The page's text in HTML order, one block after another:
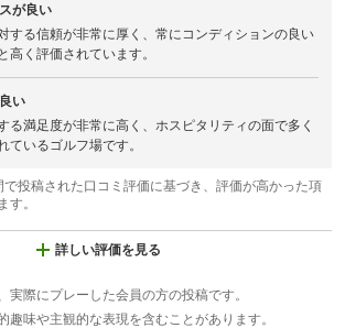
が良い
する信頼が非常に厚く、常にコンディションの良い
高く評価されています。
い
る満足度が非常に高く、ホスピタリティの面で多く
ているゴルフ場です。
投稿された口コミ評価に基づき、評価が高かった項
す。
詳しい評価を見る
際にプレーした会員の方の投稿です。
味や主観的な表現を含むことがあります。